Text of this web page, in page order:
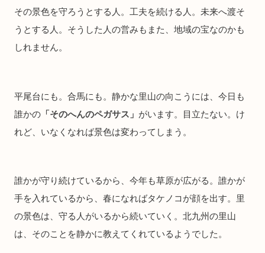
その景色を守ろうとする人。工夫を続ける人。未来へ渡そ
うとする人。そうした人の営みもまた、地域の宝なのかも
しれません。
平尾台にも。合馬にも。静かな里山の向こうには、今日も
誰かの 「そのへんのペガサス」 がいます。目立たない。け
れど、いなくなれば景色は変わってしまう。
誰かが守り続けているから、今年も草原が広がる。誰かが
手を入れているから、春になればタケノコが顔を出す。里
の景色は、守る人がいるから続いていく。北九州の里山
は、そのことを静かに教えてくれているようでした。